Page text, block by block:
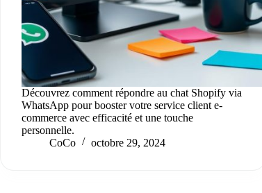
Découvrez comment répondre au chat Shopify via
WhatsApp pour booster votre service client e-
commerce avec efficacité et une touche
personnelle.
CoCo
octobre 29, 2024